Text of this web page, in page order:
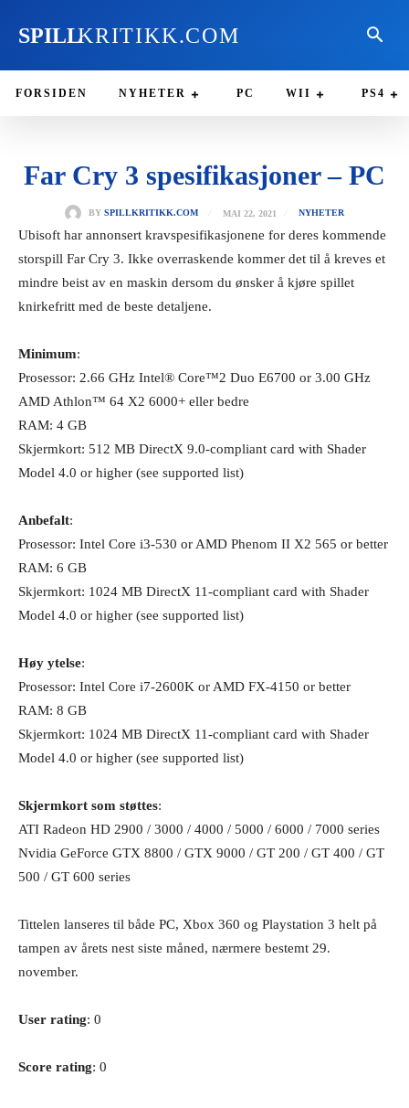
SPILLKRITIKK.COM
FORSIDEN NYHETER PC WII PS4
Far Cry 3 spesifikasjoner – PC
BY SPILLKRITIKK.COM MAI 22, 2021 NYHETER
Ubisoft har annonsert kravspesifikasjonene for deres kommende
storspill Far Cry 3. Ikke overraskende kommer det til å kreves et
mindre beist av en maskin dersom du ønsker å kjøre spillet
knirkefritt med de beste detaljene.
Minimum:
Prosessor: 2.66 GHz Intel® Core™2 Duo E6700 or 3.00 GHz
AMD Athlon™ 64 X2 6000+ eller bedre
RAM: 4 GB
Skjermkort: 512 MB DirectX 9.0-compliant card with Shader
Model 4.0 or higher (see supported list)
Anbefalt:
Prosessor: Intel Core i3-530 or AMD Phenom II X2 565 or better
RAM: 6 GB
Skjermkort: 1024 MB DirectX 11-compliant card with Shader
Model 4.0 or higher (see supported list)
Høy ytelse:
Prosessor: Intel Core i7-2600K or AMD FX-4150 or better
RAM: 8 GB
Skjermkort: 1024 MB DirectX 11-compliant card with Shader
Model 4.0 or higher (see supported list)
Skjermkort som støttes:
ATI Radeon HD 2900 / 3000 / 4000 / 5000 / 6000 / 7000 series
Nvidia GeForce GTX 8800 / GTX 9000 / GT 200 / GT 400 / GT
500 / GT 600 series
Tittelen lanseres til både PC, Xbox 360 og Playstation 3 helt på
tampen av årets nest siste måned, nærmere bestemt 29.
november.
User rating: 0
Score rating: 0